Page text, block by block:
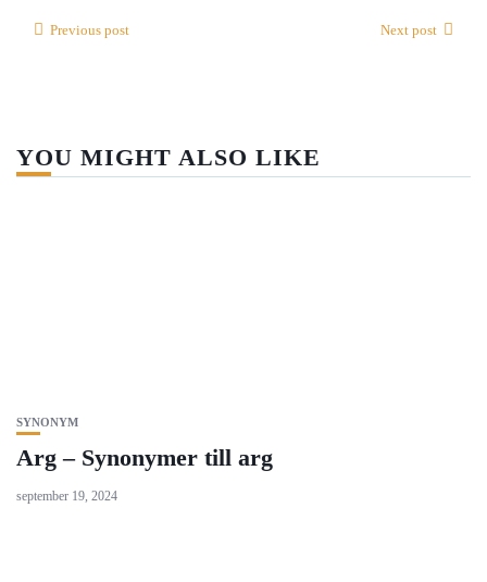
Previous post Next post
YOU MIGHT ALSO LIKE
SYNONYM
Arg – Synonymer till arg
september 19, 2024